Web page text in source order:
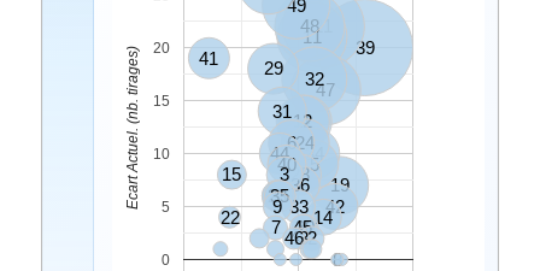
39
21
11
47
48
49
32
19
4
12
29
34
5
24
31
6
42
28
41
44
36
40
3
14
33
16
23
35
9
15
30
45
2
7
22
43
46
8
0
5
10
15
20
Ecart Actuel. (nb. tirages)